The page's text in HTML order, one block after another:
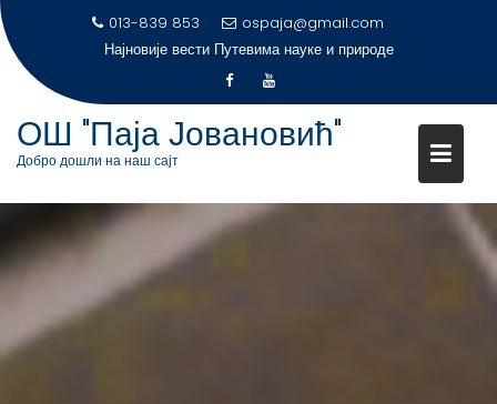
S
k
o
e
013-839 853
ospaja@gmail.com
Најновије вести Путевима науке и природе
ОШ "Паја Јовановић"
Добро дошли на наш сајт